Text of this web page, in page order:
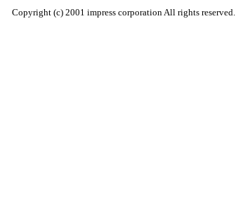
Copyright (c) 2001 impress corporation All rights reserved.